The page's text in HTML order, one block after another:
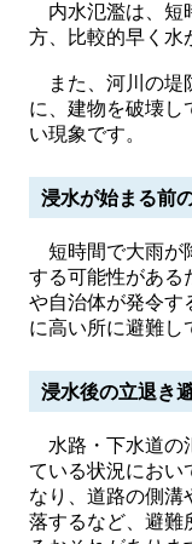
内水氾濫は、短
方、比較的早く水
また、河川の堤
に、建物を破壊し
い現象です。
浸水が始まる前
短時間で大雨が
する可能性がある
や自治体が発令す
に高い所に避難し
浸水後の立退き
水路・下水道の
ている状況におい
なり、道路の側溝
落するなど、避難